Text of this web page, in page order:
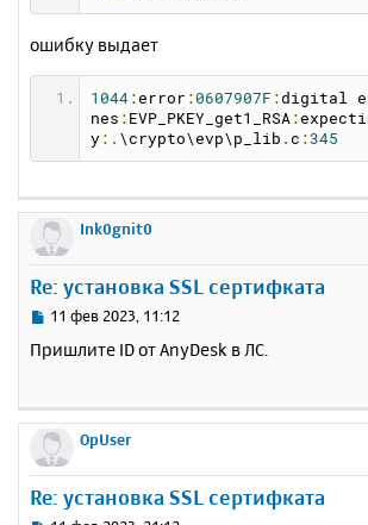
ошибку выдает
1044 :error : 0607907F :digital
nes : EVP_PKEY_get1_RSA :
y :. \crypto\evp\p_lib . c :345
Ink0gnit0
Re: установка SSL сертифката
С
о
е
н
и
11 фев 2023, 11:12
Пришлите ID от AnyDesk в ЛС.
OpUser
Re: установка SSL сертифката